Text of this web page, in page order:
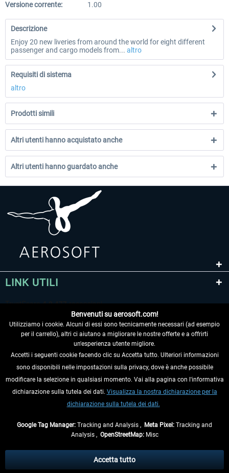
Versione corrente:
1.00
Descrizione
Enjoy 20 new liveries from around the world for eight different
passenger and cargo models from... altro
Requisiti di sistema
altro
Prodotti simili
Altri utenti hanno acquistato anche
Altri utenti hanno guardato anche
LINK UTILI
RECEDERE DAL CONTRATTO
INFORMAZIONI
eventualmente le spese di spedizione, se non diversamente descritto.
** Riguarda le spedizioni al di fuori della Germania, i tempi di consegna per le
Benvenuti su aerosoft.com!
Utilizziamo i cookie. Alcuni di essi sono tecnicamente necessari (ad esempio
per il carrello), altri ci aiutano a migliorare le nostre offerte e a offrirti
un'esperienza utente migliore.
Accetti i seguenti cookie facendo clic su Accetta tutto. Ulteriori informazioni
sono disponibili nelle impostazioni sulla privacy, dove è anche possibile
modificare la selezione in qualsiasi momento. Vai alla pagina con l'informativa
dichiarazione sulla tutela dei dati. Visualizza la nostra dichiarazione per la
dichiarazione sulla tutela dei dati.
Google Tag Manager: Tracking and Analysis , Meta Pixel: Tracking and
Analysis , OpenStreetMap:Misc
Accetta tutto